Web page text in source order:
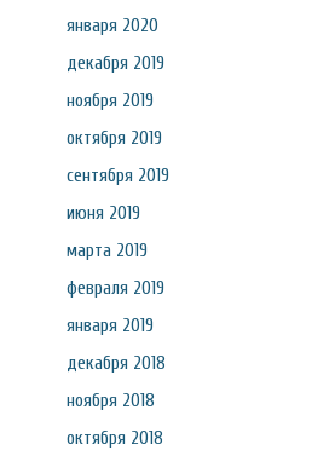
января 2020
декабря 2019
ноября 2019
октября 2019
сентября 2019
июня 2019
марта 2019
февраля 2019
января 2019
декабря 2018
ноября 2018
октября 2018